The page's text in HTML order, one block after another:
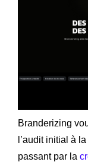
Branderizing
l’audit initial à
passant par la